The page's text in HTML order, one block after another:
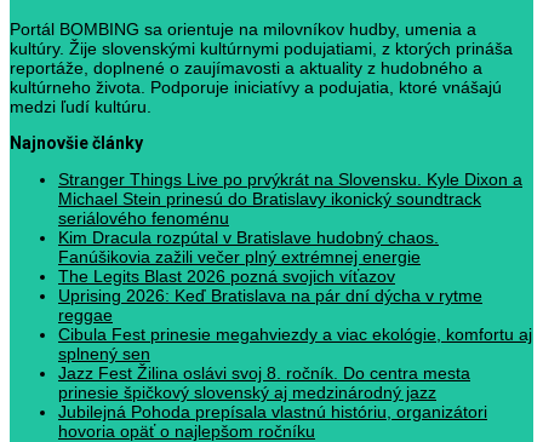
Portál BOMBING sa orientuje na milovníkov hudby, umenia a
kultúry. Žije slovenskými kultúrnymi podujatiami, z ktorých prináša
reportáže, doplnené o zaujímavosti a aktuality z hudobného a
kultúrneho života. Podporuje iniciatívy a podujatia, ktoré vnášajú
medzi ľudí kultúru.
Najnovšie články
Stranger Things Live po prvýkrát na Slovensku. Kyle Dixon a
Michael Stein prinesú do Bratislavy ikonický soundtrack
seriálového fenoménu
Kim Dracula rozpútal v Bratislave hudobný chaos.
Fanúšikovia zažili večer plný extrémnej energie
The Legits Blast 2026 pozná svojich víťazov
Uprising 2026: Keď Bratislava na pár dní dýcha v rytme
reggae
Cibula Fest prinesie megahviezdy a viac ekológie, komfortu aj
splnený sen
Jazz Fest Žilina oslávi svoj 8. ročník. Do centra mesta
prinesie špičkový slovenský aj medzinárodný jazz
Jubilejná Pohoda prepísala vlastnú históriu, organizátori
hovoria opäť o najlepšom ročníku